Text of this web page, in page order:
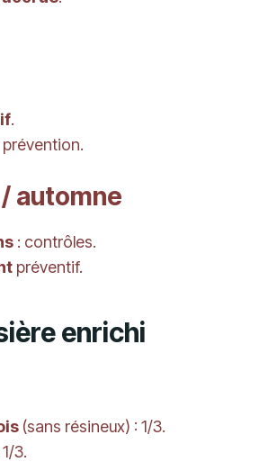
.
prévention.
automne
: contrôles.
préventif.
enrichi
(sans résineux) : 1/3.
1/3.